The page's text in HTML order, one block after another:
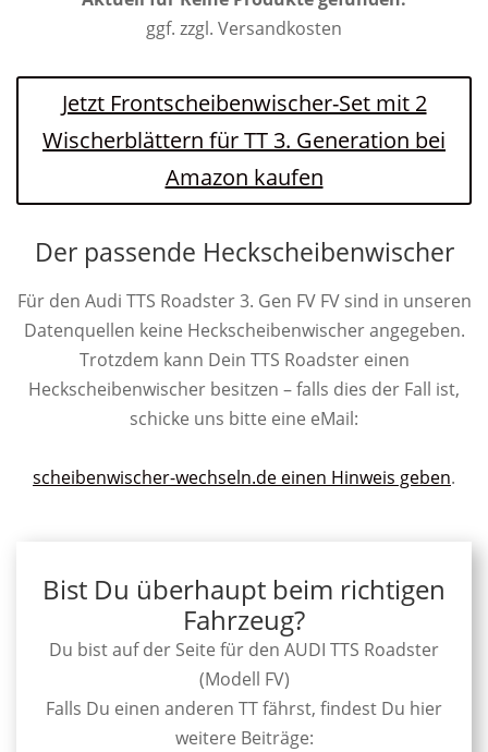
ggf. zzgl. Versandkosten
Jetzt Frontscheibenwischer-Set mit 2
Wischerblättern für TT 3. Generation bei
Amazon kaufen
Der passende Heckscheibenwischer
Für den Audi TTS Roadster 3. Gen FV FV sind in unseren
Datenquellen keine Heckscheibenwischer angegeben.
Trotzdem kann Dein TTS Roadster einen
Heckscheibenwischer besitzen – falls dies der Fall ist,
schicke uns bitte eine eMail:
scheibenwischer-wechseln.de einen Hinweis geben.
Bist Du überhaupt beim richtigen
Fahrzeug?
Du bist auf der Seite für den AUDI TTS Roadster
(Modell FV)
Falls Du einen anderen TT fährst, findest Du hier
weitere Beiträge: